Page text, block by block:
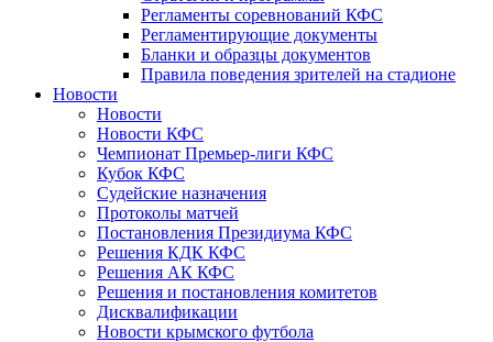
Регламенты соревнований КФС
Регламентирующие документы
Бланки и образцы документов
Правила поведения зрителей на стадионе
Новости
Новости
Новости КФС
Чемпионат Премьер-лиги КФС
Кубок КФС
Судейские назначения
Протоколы матчей
Постановления Президиума КФС
Решения КДК КФС
Решения АК КФС
Решения и постановления комитетов
Дисквалификации
Новости крымского футбола